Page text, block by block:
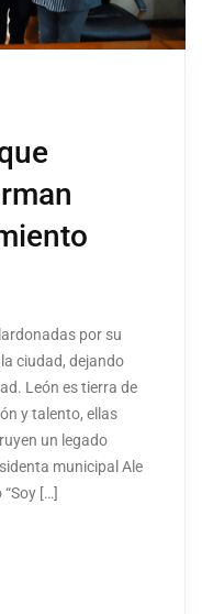
por su
ciudad, dejando
León es tierra de
y talento, ellas
un legado
municipal Ale
[…]